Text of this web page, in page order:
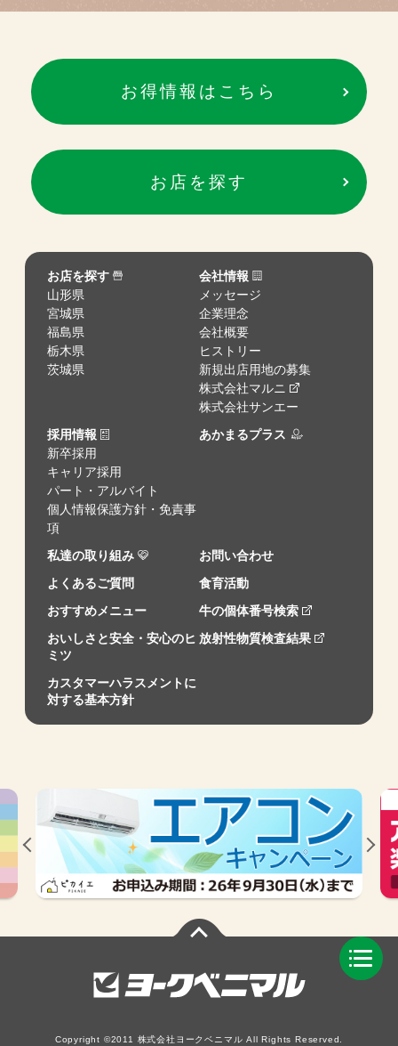
お得情報はこちら
お店を探す
お店を探す
山形県
宮城県
福島県
栃木県
茨城県
会社情報
メッセージ
企業理念
会社概要
ヒストリー
新規出店用地の募集
株式会社マルニ
株式会社サンエー
採用情報
新卒採用
キャリア採用
パート・アルバイト
個人情報保護方針・免責事
項
あかまるプラス
私達の取り組み
お問い合わせ
よくあるご質問
食育活動
おすすめメニュー
牛の個体番号検索
おいしさと安全・安心のヒ
ミツ
放射性物質検査結果
カスタマーハラスメントに
対する基本方針
Copyright ©2011 株式会社ヨークベニマル All Rights Reserved.